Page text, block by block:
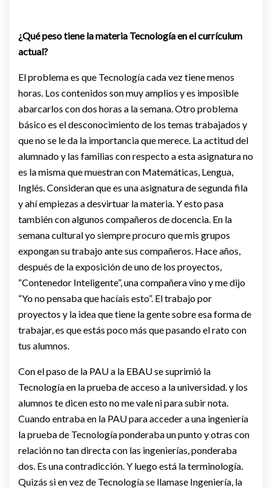
¿Qué peso tiene la materia Tecnología en el currículum
actual?
El problema es que Tecnología cada vez tiene menos
horas. Los contenidos son muy amplios y es imposible
abarcarlos con dos horas a la semana. Otro problema
básico es el desconocimiento de los temas trabajados y
que no se le da la importancia que merece. La actitud del
alumnado y las familias con respecto a esta asignatura no
es la misma que muestran con Matemáticas, Lengua,
Inglés. Consideran que es una asignatura de segunda fila
y ahí empiezas a desvirtuar la materia. Y esto pasa
también con algunos compañeros de docencia. En la
semana cultural yo siempre procuro que mis grupos
expongan su trabajo ante sus compañeros. Hace años,
después de la exposición de uno de los proyectos,
“Contenedor Inteligente”, una compañera vino y me dijo
“Yo no pensaba que hacíais esto”. El trabajo por
proyectos y la idea que tiene la gente sobre esa forma de
trabajar, es que estás poco más que pasando el rato con
tus alumnos.
Con el paso de la PAU a la EBAU se suprimió la
Tecnología en la prueba de acceso a la universidad. y los
alumnos te dicen esto no me vale ni para subir nota.
Cuando entraba en la PAU para acceder a una ingeniería
la prueba de Tecnología ponderaba un punto y otras con
relación no tan directa con las ingenierías, ponderaba
dos. Es una contradicción. Y luego está la terminología.
Quizás si en vez de Tecnología se llamase Ingeniería, la